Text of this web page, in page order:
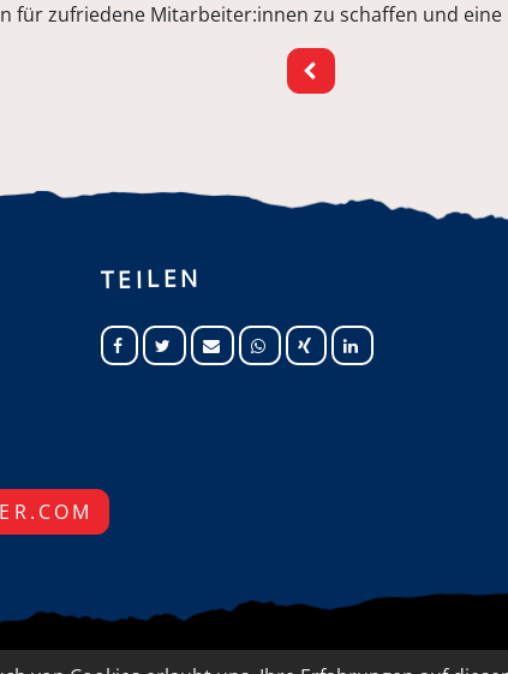
für zufriedene Mitarbeiter:innen zu schaffen und eine
TEILEN